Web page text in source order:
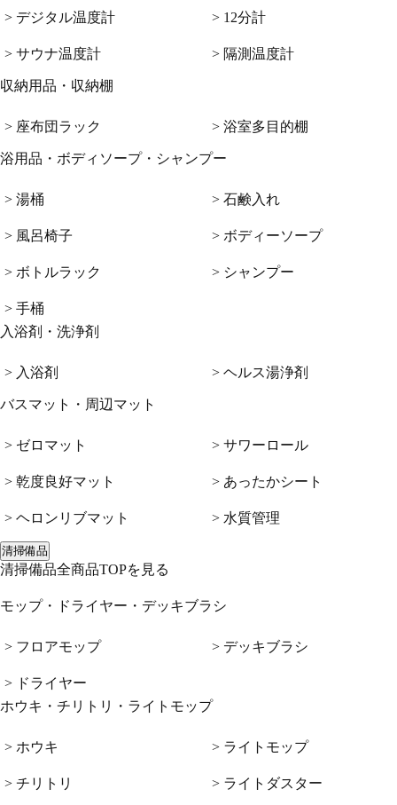
> デジタル温度計
> サウナ温度計
> 12分計
> 隔測温度計
収納用品・収納棚
> 座布団ラック > 浴室多目的棚
浴用品・ボディソープ・シャンプー
> 湯桶
> 風呂椅子
> ボトルラック
> 手桶
> 石鹸入れ
> ボディーソープ
> シャンプー
入浴剤・洗浄剤
> 入浴剤 > ヘルス湯浄剤
バスマット・周辺マット
> ゼロマット
> 乾度良好マット
> ヘロンリブマット
> サワーロール
> あったかシート
> 水質管理
清掃備品
清掃備品全商品TOPを見る
モップ・ドライヤー・デッキブラシ
> フロアモップ
> ドライヤー
> デッキブラシ
ホウキ・チリトリ・ライトモップ
> ホウキ
> チリトリ
> ライトモップ
> ライトダスター